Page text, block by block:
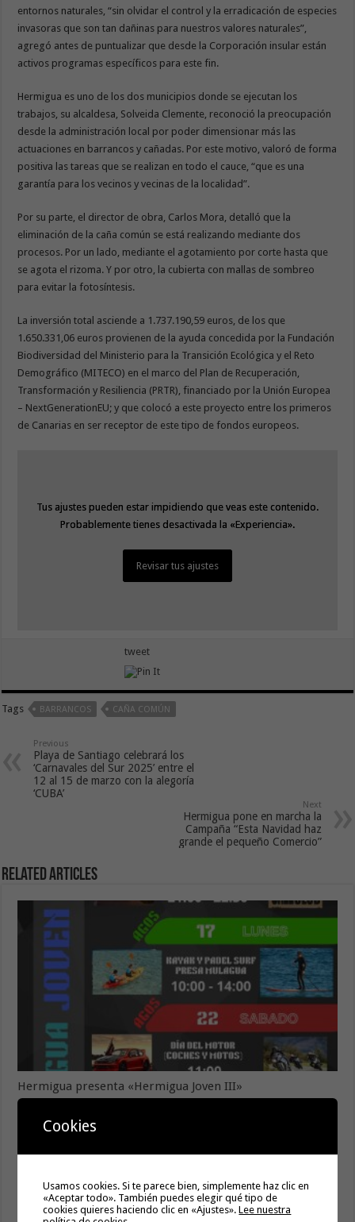
entornos naturales, “sin olvidar el control y la erradicación de especies
invasoras que son tan dañinas para nuestros valores naturales”,
agregó antes de puntualizar que desde la Corporación insular están
activos programas específicos para este fin.
Hermigua es uno de los dos municipios donde se ejecutan los
trabajos, su alcaldesa, Solveida Clemente, reconoció la preocupación
desde la administración local por poder dimensionar más las
actuaciones en barrancos y cañadas. Por este motivo, valoró de forma
positiva las tareas que se realizan en todo el cauce, “que es una
garantía para los vecinos y vecinas de la localidad”.
Por su parte, el director de obra, Carlos Mora, detalló que la
eliminación de la caña común se está realizando mediante dos
procesos. Por un lado, mediante el agotamiento por corte hasta que
se agota el rizoma. Y por otro, la cubierta con mallas de sombreo
para evitar la fotosíntesis.
La inversión total asciende a 1.737.190,59 euros, de los que
1.650.331,06 euros provienen de la ayuda concedida por la Fundación
Biodiversidad del Ministerio para la Transición Ecológica y el Reto
Demográfico (MITECO) en el marco del Plan de Recuperación,
Transformación y Resiliencia (PRTR), financiado por la Unión Europea
– NextGenerationEU; y que colocó a este proyecto entre los primeros
de Canarias en ser receptor de este tipo de fondos europeos.
Tus ajustes pueden estar impidiendo que veas este contenido.
Probablemente tienes desactivada la «Experiencia».
Revisar tus ajustes
Tus ajustes pueden estar impidiendo que veas este contenido.
Probablemente tienes desactivada la «Experiencia».
Revisar tus ajustes
tweet
Tags BARRANCOS CAÑA COMÚN
Previous
Playa de Santiago celebrará los
‘Carnavales del Sur 2025’ entre el
12 al 15 de marzo con la alegoría
‘CUBA’
Next
Hermigua pone en marcha la
Campaña “Esta Navidad haz
grande el pequeño Comercio”
Related Articles
Hermigua presenta «Hermigua Joven III»
La campaña de verano del Bono Consumo inyecta más de
El Ayuntamiento de Hermigua licita la instalación de 30
Cookies
Usamos cookies. Si te parece bien, simplemente haz clic en
«Aceptar todo». También puedes elegir qué tipo de
cookies quieres haciendo clic en «Ajustes».Lee nuestra